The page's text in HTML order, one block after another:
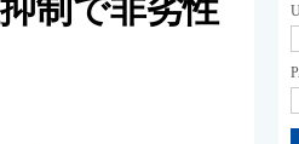
制で非劣性